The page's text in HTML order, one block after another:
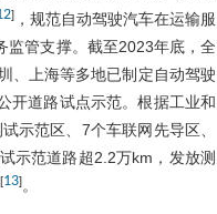
]，规范自动驾驶汽车在运输服
监管支撑。截至2023年底，全
、上海等多地已制定自动驾驶
开道路试点示范。根据工业和
示范区、7个车联网先导区、
示范道路超2.2万km，发放测
[13]。